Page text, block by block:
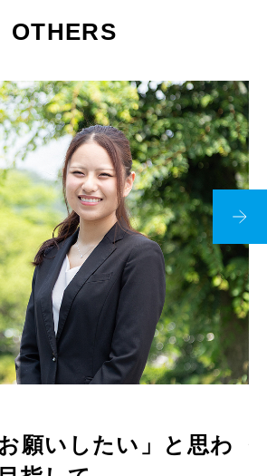
OTHERS
願いしたい」と思わ